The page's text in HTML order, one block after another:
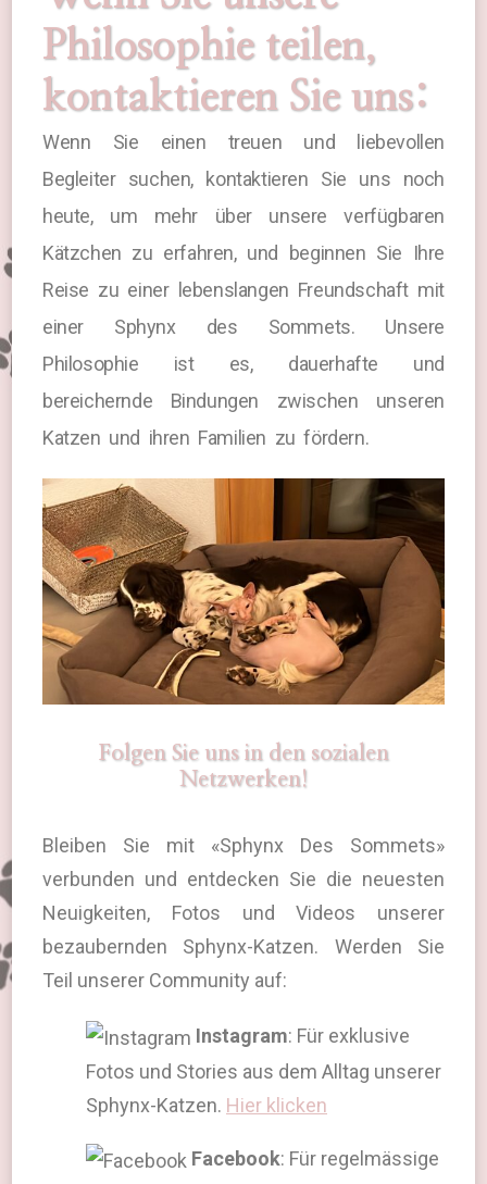
Philosophie teilen,
kontaktieren Sie uns:
Wenn Sie einen treuen und liebevollen
Begleiter suchen, kontaktieren Sie uns noch
heute, um mehr über unsere verfügbaren
Kätzchen zu erfahren, und beginnen Sie Ihre
Reise zu einer lebenslangen Freundschaft mit
einer Sphynx des Sommets. Unsere
Philosophie ist es, dauerhafte und
bereichernde Bindungen zwischen unseren
Katzen und ihren Familien zu fördern.
Folgen Sie uns in den sozialen
Netzwerken!
Bleiben Sie mit «Sphynx Des Sommets»
verbunden und entdecken Sie die neuesten
Neuigkeiten, Fotos und Videos unserer
bezaubernden Sphynx-Katzen. Werden Sie
Teil unserer Community auf:
Instagram: Für exklusive
Fotos und Stories aus dem Alltag unserer
Sphynx-Katzen. Hier klicken
Facebook: Für regelmässige